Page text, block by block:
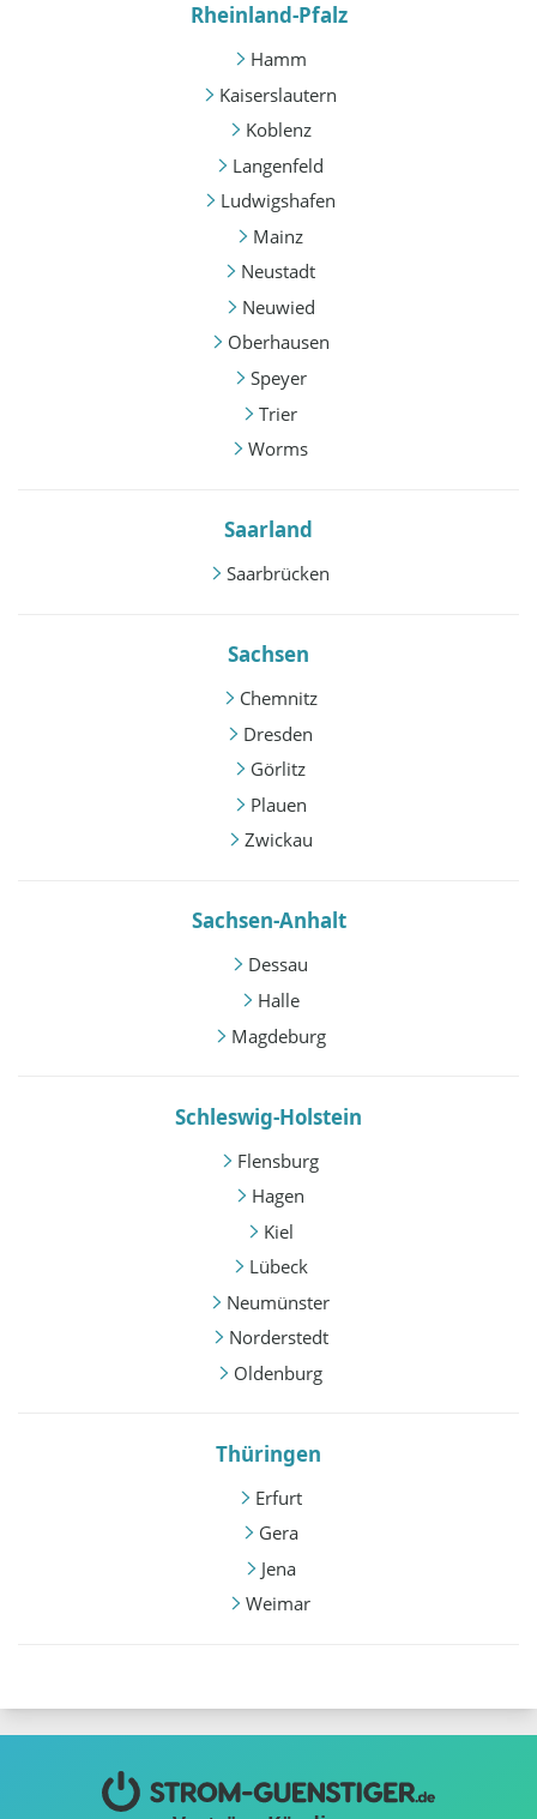
Rheinland-Pfalz
Hamm
Kaiserslautern
Koblenz
Langenfeld
Ludwigshafen
Mainz
Neustadt
Neuwied
Oberhausen
Speyer
Trier
Worms
Saarland
Saarbrücken
Sachsen
Chemnitz
Dresden
Görlitz
Plauen
Zwickau
Sachsen-Anhalt
Dessau
Halle
Magdeburg
Schleswig-Holstein
Flensburg
Hagen
Kiel
Lübeck
Neumünster
Norderstedt
Oldenburg
Thüringen
Erfurt
Gera
Jena
Weimar